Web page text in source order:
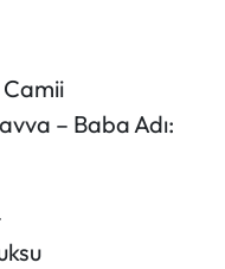
– Baba Adı: